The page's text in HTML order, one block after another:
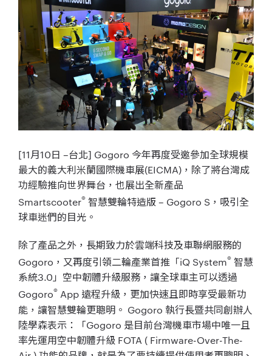
[11月10日 –台北] Gogoro 今年再度受邀參加全球規模
最大的義大利米蘭國際機車展(EICMA)，除了將台灣成
功經驗推向世界舞台，也展出全新產品
Smartscooter® 智慧雙輪特造版 – Gogoro S，吸引全
球車迷們的目光。
除了產品之外，長期致力於雲端科技及車聯網服務的
Gogoro，又再度引領二輪產業首推「iQ System® 智慧
系統3.0」空中韌體升級服務，讓全球車主可以透過
Gogoro® App 遠程升級，更加快速且即時享受最新功
能，讓智慧雙輪更聰明。 Gogoro 執行長暨共同創辦人
陸學森表示：「Gogoro 是目前台灣機車市場中唯一且
率先運用空中韌體升級 FOTA ( Firmware-Over-The-